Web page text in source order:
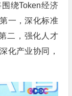
绕Token经济
一，深化标准
二，强化人才
化产业协同，